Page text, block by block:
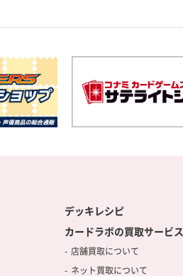
デッキレシピ
カードラボの買取サービス
店舗買取について
ネット買取について